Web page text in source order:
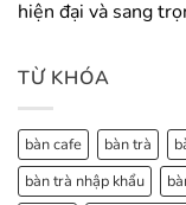
hiện đại và sang
TỪ KHÓA
bàn cafe bàn trà
bàn trà nhập khẩu